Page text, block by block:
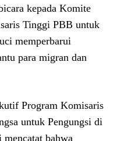
kepada Komite
Tinggi PBB untuk
memperbarui
para migran dan
Program Komisaris
untuk Pengungsi di
mencatat bahwa